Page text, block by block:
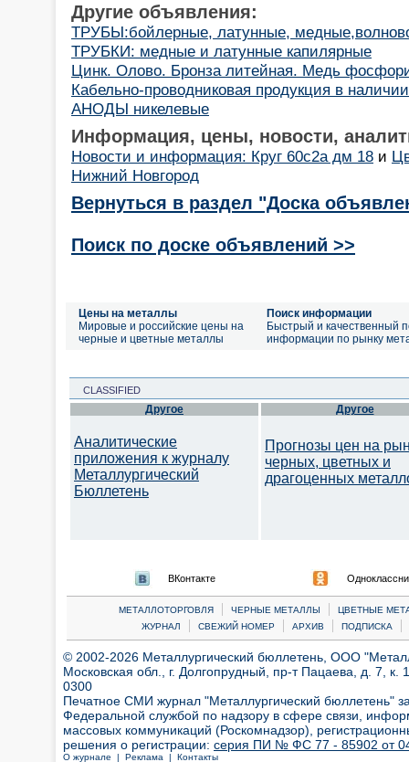
Другие объявления:
ТРУБЫ:бойлерные, латунные,
ТРУБКИ: медные и латунные капилярные
Цинк. Олово. Бронза литейная. Медь
Кабельно-проводниковая продукция в
АНОДЫ никелевые
Информация, цены, новости,
Новости и информация: Круг 60с2а дм 18 и
Нижний Новгород
Вернуться в раздел "Доска
Поиск по доске объявлений >>
Цены на металлы
Мировые и российские цены на
черные и цветные металлы
Поиск информации
Быстрый и качественный
информации по рынку
CLASSIFIED
Другое
Аналитические
приложения к журналу
Металлургический
Бюллетень
Другое
Прогнозы цен на
черных, цветных и
драгоценных
ВКонтакте
МЕТАЛЛОТОРГОВЛЯ | ЧЕРНЫЕ МЕТАЛЛЫ |
ЦВЕТНЫЕ
ЖУРНАЛ
| СВЕЖИЙ НОМЕР | АРХИВ | ПОДПИСКА |
© 2002-2026 Металлургический бюллетень, ООО
Московская обл., г. Долгопрудный, пр-т Пацаева, д. 7,
0300
Печатное СМИ журнал "Металлургический бюллетень"
Федеральной службой по надзору в сфере связи,
массовых коммуникаций (Роскомнадзор),
решения о регистрации: серия ПИ № ФС 77 - 85902 от 04
О журнале | Реклама | Контакты